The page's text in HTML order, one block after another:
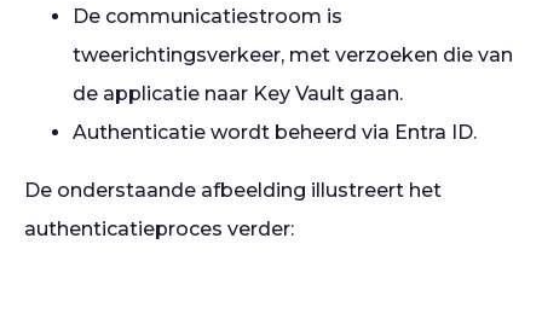
De communicatiestroom is
tweerichtingsverkeer, met verzoeken die van
de applicatie naar Key Vault gaan.
Authenticatie wordt beheerd via Entra ID.
De onderstaande afbeelding illustreert het
authenticatieproces verder: